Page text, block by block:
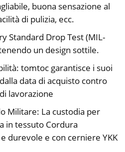
buona sensazione al
di pulizia, ecc.
Standard Drop Test (MIL-
un design sottile.
tomtoc garantisce i suoi
data di acquisto contro
lavorazione
Militare: La custodia per
in tessuto Cordura
durevole e con cerniere YKK